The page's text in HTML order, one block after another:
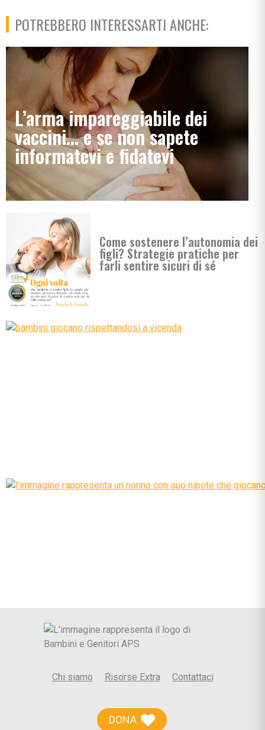
POTREBBERO INTERESSARTI ANCHE:
L’arma impareggiabile dei
vaccini… e se non sapete
informatevi e fidatevi
Come sostenere l’autonomia dei
figli? Strategie pratiche per
farli sentire sicuri di sé
Chi siamo Risorse Extra Contattaci
DONA